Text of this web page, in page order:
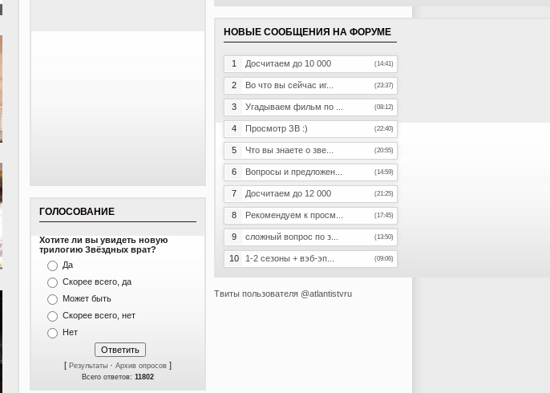
ГОЛОСОВАНИЕ
Хотите ли вы увидеть новую
трилогию Звёздных врат?
Да
Скорее всего, да
Может быть
Скорее всего, нет
Нет
[ Результаты · Архив опросов ]
Всего ответов: 11802
НОВЫЕ СООБЩЕНИЯ НА ФОРУМЕ
1 Досчитаем до 10 000 (14:41)
2 Во что вы сейчас иг... (23:37)
3 Угадываем фильм по ... (08:12)
4 Просмотр ЗВ :) (22:40)
5 Что вы знаете о зве... (20:55)
6 Вопросы и предложен... (14:59)
7 Досчитаем до 12 000 (21:25)
8 Рекомендуем к просм... (17:45)
9 сложный вопрос по з... (13:50)
10 1-2 сезоны + вэб-эп... (09:06)
Твиты пользователя @atlantistvru